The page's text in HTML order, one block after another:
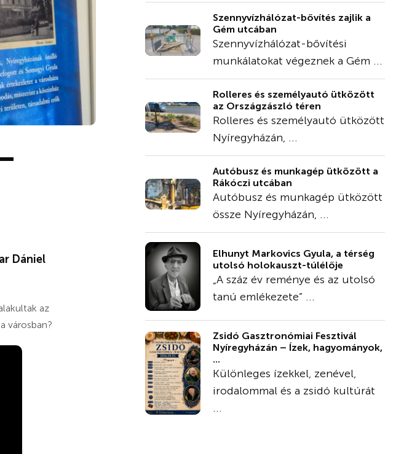
Dániel
az
városban?
Szennyvízhálózat-bővítés zajlik a
Gém utcában
Szennyvízhálózat-bővítési
munkálatokat végeznek a Gém ...
Rolleres és személyautó ütközött
az Országzászló téren
Rolleres és személyautó ütközött
Nyíregyházán, ...
Autóbusz és munkagép ütközött a
Rákóczi utcában
Autóbusz és munkagép ütközött
össze Nyíregyházán, ...
Elhunyt Markovics Gyula, a térség
utolsó holokauszt-túlélője
„A száz év reménye és az utolsó
tanú emlékezete” ...
Zsidó Gasztronómiai Fesztivál
Nyíregyházán – Ízek, hagyományok,
...
Különleges ízekkel, zenével,
irodalommal és a zsidó kultúrát
...